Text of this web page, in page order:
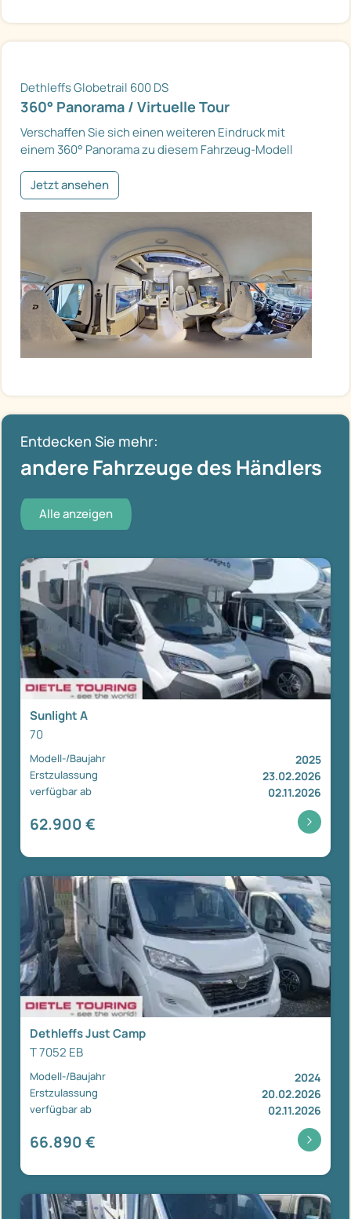
Dethleffs Globetrail 600 DS
360° Panorama / Virtuelle Tour
Verschaffen Sie sich einen weiteren Eindruck mit
einem 360° Panorama zu diesem Fahrzeug-Modell
Jetzt ansehen
Entdecken Sie mehr:
andere Fahrzeuge des Händlers
Alle anzeigen
Sunlight A
70
Modell-/Baujahr 2025
Erstzulassung 23.02.2026
verfügbar ab 02.11.2026
62.900 €
Dethleffs Just Camp
T 7052 EB
Modell-/Baujahr 2024
Erstzulassung 20.02.2026
verfügbar ab 02.11.2026
66.890 €